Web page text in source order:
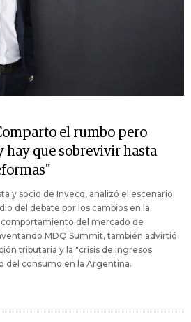
el rumbo pero
hay que sobrevivir hasta
y socio de Invecq, analizó el escenario
del debate por los cambios en la
comportamiento del mercado de
MDQ Summit, también advirtió
tributaria y la "crisis de ingresos
del consumo en la Argentina.